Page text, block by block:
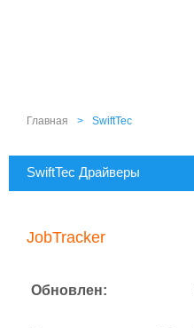
Главная > SwiftTec
SwiftTec Драйверы
JobTracker
Обновлен: